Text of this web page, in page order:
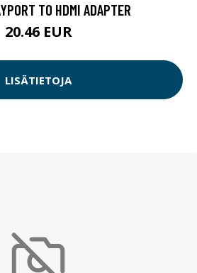
TO HDMI ADAPTER
20.46 EUR
LISÄTIETOJA